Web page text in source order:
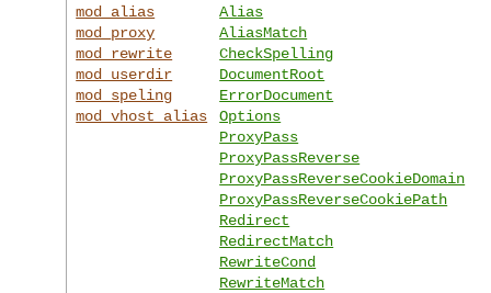
mod_alias
mod_proxy
mod_rewrite
mod_userdir
mod_speling
mod_vhost_alias
Alias
AliasMatch
CheckSpelling
DocumentRoot
ErrorDocument
Options
ProxyPass
ProxyPassReverse
ProxyPassReverseCookieDomain
ProxyPassReverseCookiePath
Redirect
RedirectMatch
RewriteCond
RewriteMatch